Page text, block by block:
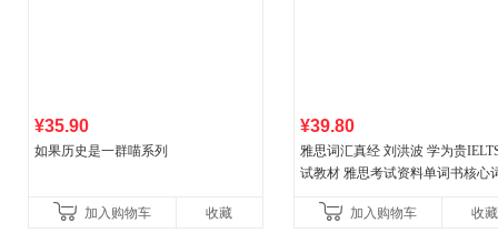
¥35.90
如果历史是一群喵系列
加入购物车 收藏
¥39.80
雅思词汇真经 刘洪波 学为贵
试教材 雅思考试资料单词书核心
加入购物车
收藏